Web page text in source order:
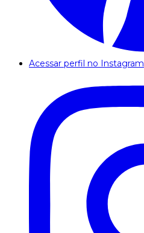
Acessar perfil no Instagram